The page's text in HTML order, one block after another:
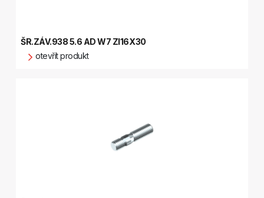
ŠR.ZÁV.938 5.6 AD W7 ZI16X30
otevřít produkt